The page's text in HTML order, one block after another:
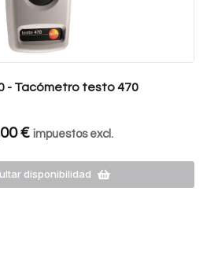
- Tacómetro testo 470
€ impuestos excl.
disponibilidad